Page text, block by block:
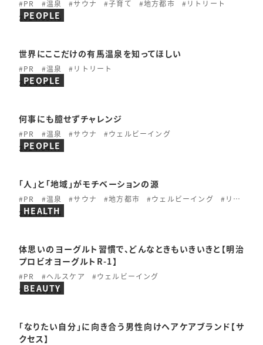
#PR #温泉 #サウナ #子育て #地方都市 #リトリート
2024.05.16
PEOPLE
世界にここだけの有馬温泉を知ってほしい
#PR #温泉 #リトリート
2024.04.11
PEOPLE
何事にも臆せずチャレンジ
#PR #温泉 #サウナ #ウェルビーイング
2024.04.11
PEOPLE
「人」と「地域」がモチベーションの源
#PR #温泉 #サウナ #地方都市 #ウェルビーイング #リトリート
2024.03.14
HEALTH
体思いのヨーグルト習慣で、どんなときもいきいきと【明治
プロビオヨーグルトR-1】
#PR #ヘルスケア #ウェルビーイング
2024.02.15
BEAUTY
「なりたい自分」に向き合う男性向けヘアケアブランド【サ
クセス】